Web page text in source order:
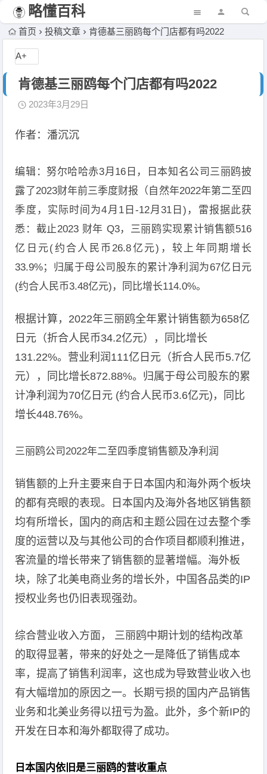
略懂百科
首页 投稿文章 肯德基三丽鸥每个门店都有吗2022
肯德基三丽鸥每个门店都有吗2022
2023年3月29日
作者：潘沉沉‍‍
编辑：努尔哈哈赤3月16日，日本知名公司三丽鸥披
露了2023财年前三季度财报（自然年2022年第二至四
季度，实际时间为4月1日-12月31日)，雷报据此获
悉：截止2023 财年 Q3，三丽鸥实现累计销售额516
亿日元(约合人民币26.8亿元)，较上年同期增长
33.9%；归属于母公司股东的累计净利润为67亿日元
(约合人民币3.48亿元)，同比增长114.0%。
根据计算，2022年三丽鸥全年累计销售额为658亿
日元（折合人民币34.2亿元），同比增长
131.22%。营业利润111亿日元（折合人民币5.7亿
元），同比增长872.88%。归属于母公司股东的累
计净利润为70亿日元 (约合人民币3.6亿元)，同比
增长448.76%。
三丽鸥公司2022年二至四季度销售额及净利润
销售额的上升主要来自于日本国内和海外两个板块
的都有亮眼的表现。日本国内及海外各地区销售额
均有所增长，国内的商店和主题公园在过去整个季
度的运营以及与其他公司的合作项目都顺利推进，
客流量的增长带来了销售额的显著增幅。海外板
块，除了北美电商业务的增长外，中国各品类的IP
授权业务也仍旧表现强劲。
综合营业收入方面， 三丽鸥中期计划的结构改革
的取得显著，带来的好处之一是降低了销售成本
率，提高了销售利润率，这也成为导致营业收入也
有大幅增加的原因之一。长期亏损的国内产品销售
业务和北美业务得以扭亏为盈。此外，多个新IP的
开发在日本和海外都取得了成功。
日本国内依旧是三丽鸥的营收重点
A+